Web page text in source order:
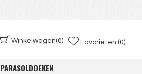
Winkelwagen(0) Favorieten (0)
PARASOLDOEKEN